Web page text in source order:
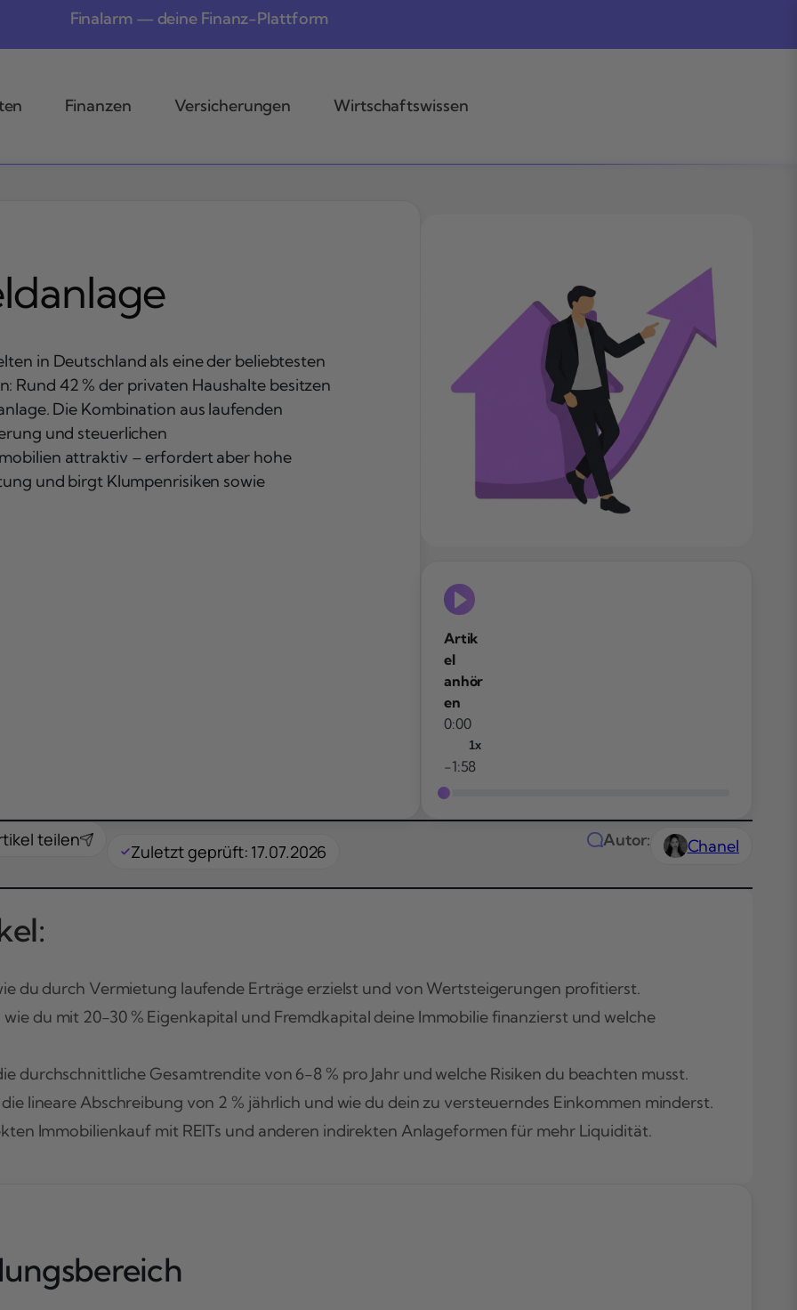
Finalarm — deine Finanz-Plattform
Finanzen Versicherungen Wirtschaftswissen
in Deutschland als eine der beliebtesten
Rund 42 % der privaten Haushalte besitzen
Die Kombination aus laufenden
und steuerlichen
attraktiv – erfordert aber hohe
und birgt Klumpenrisiken sowie
Artik
el
anhör
en
0:00
1x
-1:58
teilen
Zuletzt geprüft: 17.07.2026
Autor: Chanel
du durch Vermietung laufende Erträge erzielst und von Wertsteigerungen profitierst.
wie du mit 20-30 % Eigenkapital und Fremdkapital deine Immobilie finanzierst und welche
durchschnittliche Gesamtrendite von 6-8 % pro Jahr und welche Risiken du beachten musst.
lineare Abschreibung von 2 % jährlich und wie du dein zu versteuerndes Einkommen minderst.
Immobilienkauf mit REITs und anderen indirekten Anlageformen für mehr Liquidität.
diesem Artikel: